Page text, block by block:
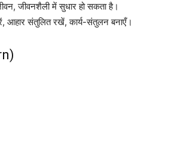
जीवनशैली में सुधार हो सकता है।
आहार संतुलित रखें, कार्य-संतुलन बनाएँ।